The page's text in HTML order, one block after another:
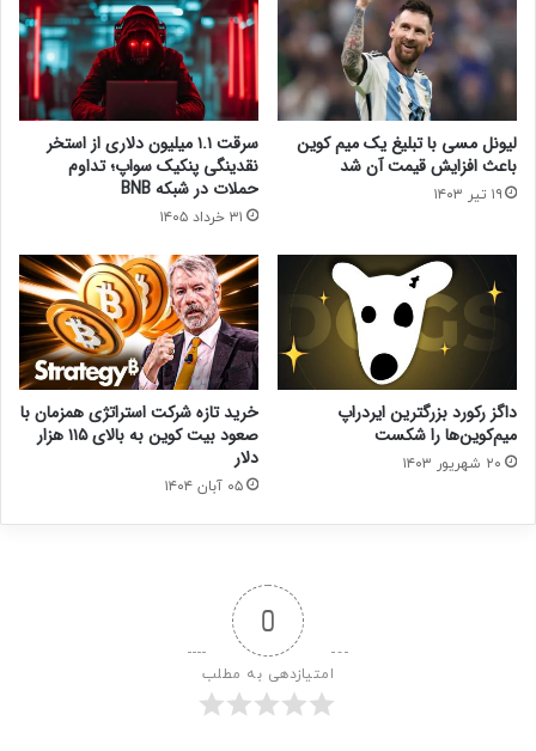
لیونل مسی با تبلیغ یک میم کوین
باعث افزایش قیمت آن شد
۱۹ تیر ۱۴۰۳
سرقت ۱.۱ میلیون دلاری از استخر
نقدینگی پنکیک سواپ؛ تداوم
حملات در شبکه BNB
۳۱ خرداد ۱۴۰۵
داگز رکورد بزرگترین ایردراپ
میم‌کوین‌ها را شکست
۲۰ شهریور ۱۴۰۳
خرید تازه شرکت استراتژی همزمان با
صعود بیت‌ کوین به بالای ۱۱۵ هزار
دلار
۰۵ آبان ۱۴۰۴
0
امتیازدهی به مطلب